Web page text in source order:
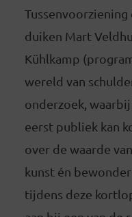
Tussenvoorziening
duiken Mart
Kühlkamp
wereld van
onderzoek,
eerst publiek kan
over de waarde
kunst én
tijdens deze